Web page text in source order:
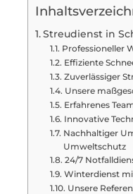
Streudienst in
Professioneller
Effiziente
Zuverlässiger
Unsere
Erfahrenes
Innovative
Nachhaltiger
Umweltschutz
24/7
Winterdienst
Unsere